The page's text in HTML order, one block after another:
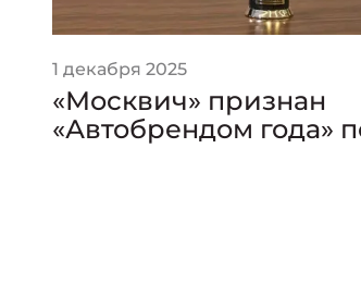
1 декабря 2025
«Москвич» признан
«Автобрендом года»